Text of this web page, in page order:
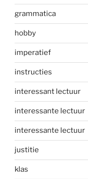
grammatica
hobby
imperatief
instructies
interessant lectuur
interessante lectuur
interessante lectuur
justitie
klas